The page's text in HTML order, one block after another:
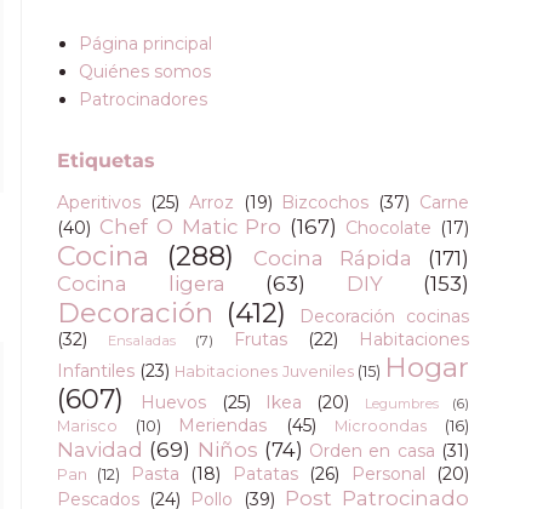
Página principal
Quiénes somos
Patrocinadores
Etiquetas
Aperitivos (25) Arroz (19) Bizcochos (37) Carne
(40) Chef O Matic Pro (167) Chocolate (17)
Cocina (288) Cocina Rápida
(171)
Cocina ligera
(63) DIY (153)
Decoración (412)
Decoración cocinas
(32)
Ensaladas (7) Frutas (22)
Habitaciones
Infantiles (23) Habitaciones Juveniles (15) Hogar
(607)
Huevos (25) Ikea (20) Legumbres (6)
Marisco (10) Meriendas (45) Microondas (16)
Navidad (69) Niños (74) Orden en casa (31)
Pan (12) Pasta (18) Patatas (26) Personal
(20)
Pescados (24) Pollo (39) Post Patrocinado